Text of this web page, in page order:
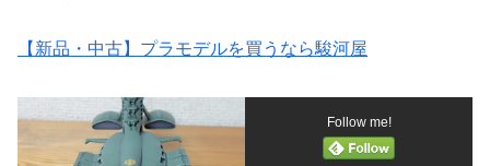
【新品・中古】プラモデルを買うなら駿河屋
Follow me!